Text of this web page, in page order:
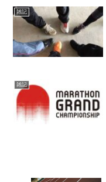
雑記
雑記